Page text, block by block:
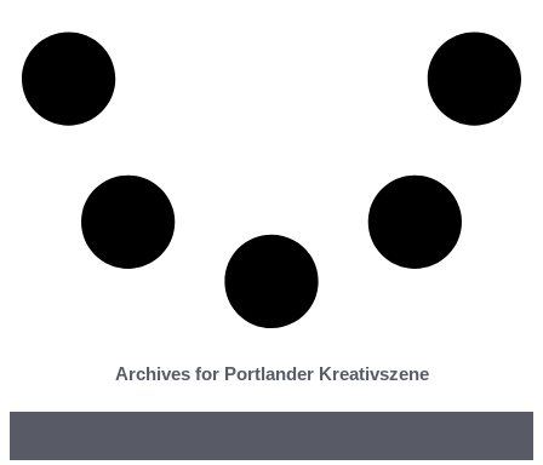
Archives for Portlander Kreativszene